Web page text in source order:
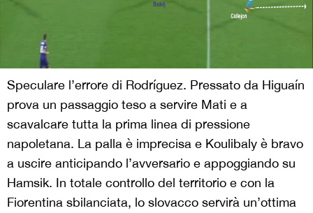
Speculare l’errore di Rodríguez. Pressato da Higuaín
prova un passaggio teso a servire Mati e a
scavalcare tutta la prima linea di pressione
napoletana. La palla è imprecisa e Koulibaly è bravo
a uscire anticipando l’avversario e appoggiando su
Hamsik. In totale controllo del territorio e con la
Fiorentina sbilanciata, lo slovacco servirà un’ottima